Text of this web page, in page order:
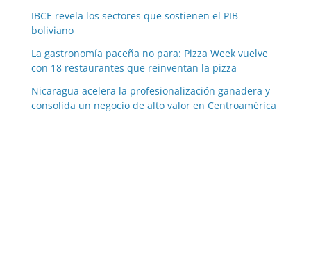
IBCE revela los sectores que sostienen el PIB
boliviano
La gastronomía paceña no para: Pizza Week vuelve
con 18 restaurantes que reinventan la pizza
Nicaragua acelera la profesionalización ganadera y
consolida un negocio de alto valor en Centroamérica